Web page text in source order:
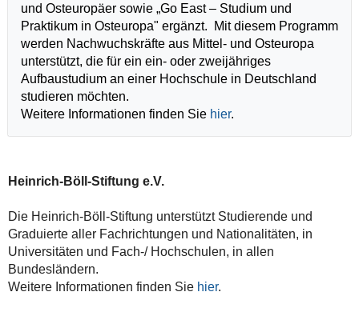
und Osteuropäer sowie „Go East – Studium und
Praktikum in Osteuropa" ergänzt. Mit diesem Programm
werden Nachwuchskräfte aus Mittel- und Osteuropa
unterstützt, die für ein ein- oder zweijähriges
Aufbaustudium an einer Hochschule in Deutschland
studieren möchten.
Weitere Informationen finden Sie hier.
Heinrich-Böll-Stiftung e.V.
Die Heinrich-Böll-Stiftung unterstützt Studierende und
Graduierte aller Fachrichtungen und Nationalitäten, in
Universitäten und Fach-/ Hochschulen, in allen
Bundesländern.
Weitere Informationen finden Sie hier.